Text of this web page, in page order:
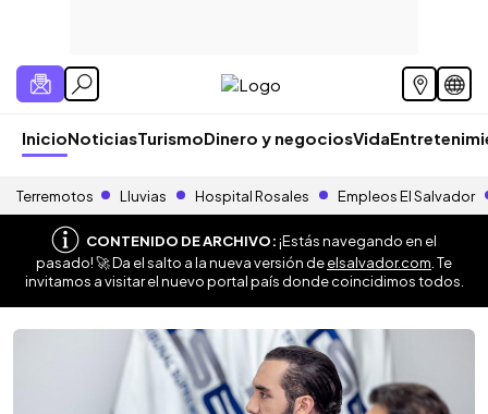
InicioNoticiasTurismoDinero y negociosVida
Terremotos Lluvias Hospital Rosales Empleos El Salvador
CONTENIDO DE ARCHIVO:¡Estás navegando en el
pasado! 🚀 Da el salto a la nueva versión deelsalvador.com . Te
invitamos a visitar el nuevo portal país donde coincidimos todos.